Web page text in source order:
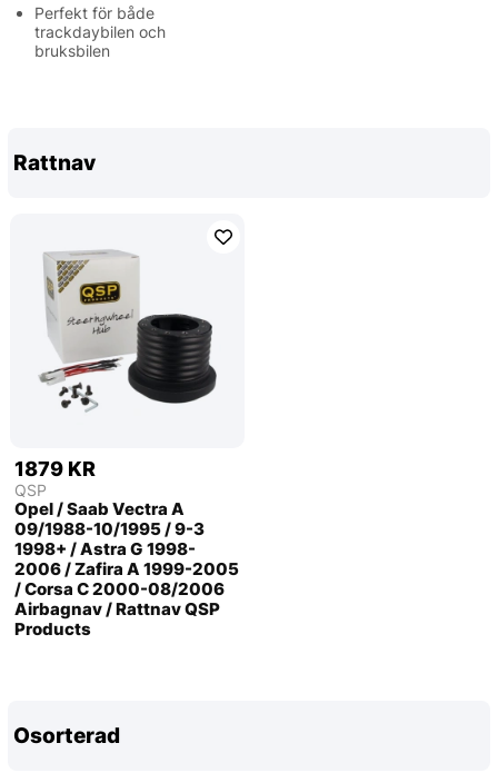
Perfekt för både
trackdaybilen och
bruksbilen
Rattnav
1879 KR
QSP
Opel / Saab Vectra A
09/1988-10/1995 / 9-3
1998+ / Astra G 1998-
2006 / Zafira A 1999-2005
/ Corsa C 2000-08/2006
Airbagnav / Rattnav QSP
Products
Osorterad